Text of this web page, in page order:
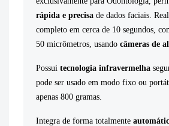
rápida e precisade dados faciais.
completo em cerca de 10 segundos,
50 micrômetros, usando câmeras de
Possui tecnologia infravermelha
pode ser usado em modo fixo ou
apenas 800 gramas.
Integra de forma totalmente